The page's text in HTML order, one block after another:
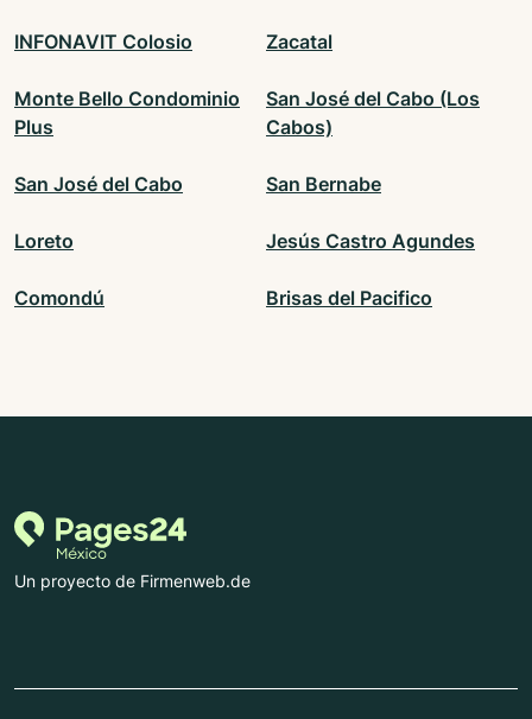
INFONAVIT Colosio Zacatal
Monte Bello Condominio
Plus
San José del Cabo (Los
Cabos)
San José del Cabo San Bernabe
Loreto Jesús Castro Agundes
Comondú Brisas del Pacifico
Un proyecto de Firmenweb.de